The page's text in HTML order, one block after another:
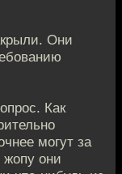
Они
Как
могут за
жопу они